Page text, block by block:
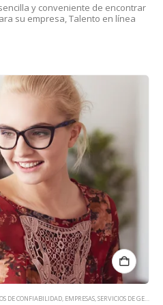
y conveniente de encontrar
su empresa, Talento en línea
DE CONFIABILIDAD, EMPRESAS,SERVICIOS DE GESTIÓN DE TALENTO HUMANO PARA EMPRESAS